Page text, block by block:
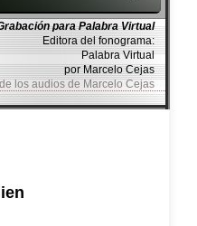
para Palabra Virtual
Editora del fonograma:
Palabra Virtual
por Marcelo Cejas
los audios de Marcelo Cejas